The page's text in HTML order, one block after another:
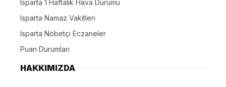
Isparta 1 Haftalık Hava Durumu
Isparta Namaz Vakitleri
Isparta Nöbetçi Eczaneler
Puan Durumları
HAKKIMIZDA